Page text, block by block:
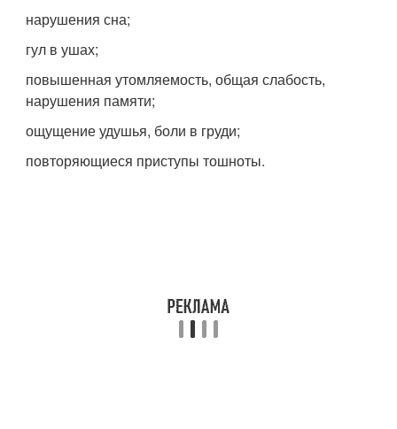
нарушения сна;
гул в ушах;
повышенная утомляемость, общая слабость,
нарушения памяти;
ощущение удушья, боли в груди;
повторяющиеся приступы тошноты.